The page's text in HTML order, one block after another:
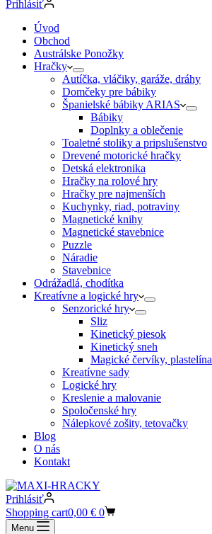
Prihlásiť
Úvod
Obchod
Austrálske Ponožky
Hračky
Autíčka, vláčiky, garáže, dráhy
Domčeky pre bábiky
Španielské bábiky ARIAS
Bábiky
Doplnky a oblečenie
Toaletné stoliky a pripslušenstvo
Drevené motorické hračky
Detská elektronika
Hračky na rolové hry
Hračky pre najmenších
Kuchynky, riad, potraviny
Magnetické knihy
Magnetické stavebnice
Puzzle
Náradie
Stavebnice
Odrážadlá, chodítka
Kreatívne a logické hry
Senzorické hry
Sliz
Kinetický piesok
Kinetický sneh
Magické červíky, plastelína
Kreatívne sady
Logické hry
Kreslenie a malovanie
Spoločenské hry
Nálepkové zošity, tetovačky
Blog
O nás
Kontakt
Prihlásiť
Shopping cart0,00 € 0
Menu